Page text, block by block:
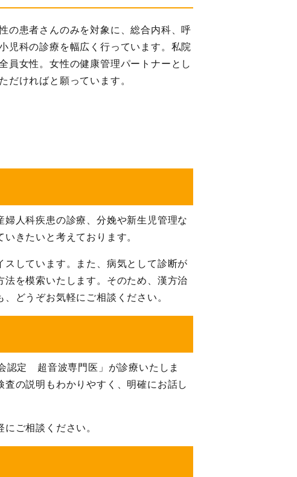
の患者さんのみを対象に、総合内科、呼
児科の診療を幅広く行っています。私院
員女性。女性の健康管理パートナーとし
だければと願っています。
人科疾患の診療、分娩や新生児管理な
きたいと考えております。
しています。また、病気として診断が
を模索いたします。そのため、漢方治
どうぞお気軽にご相談ください。
認定 超音波専門医」が診療いたしま
の説明もわかりやすく、明確にお話し
ご相談ください。